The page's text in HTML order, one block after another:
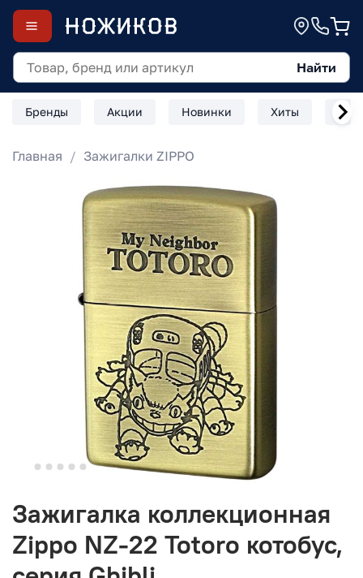
Найти
Бренды Акции Новинки Хиты
Главная Зажигалки ZIPPO
Зажигалка коллекционная
Zippo NZ-22 Totoro котобус,